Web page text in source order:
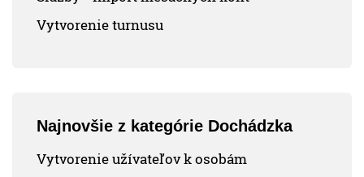
Vytvorenie turnusu
Najnovšie z kategórie Dochádzka
Vytvorenie užívateľov k osobám